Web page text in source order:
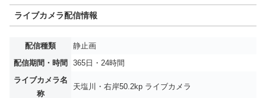
ライブカメラ配信情報
配信種類
静止画
配信期間・時間
365日・24時間
ライブカメラ名
称
天塩川・右岸50.2kp ライブカメラ